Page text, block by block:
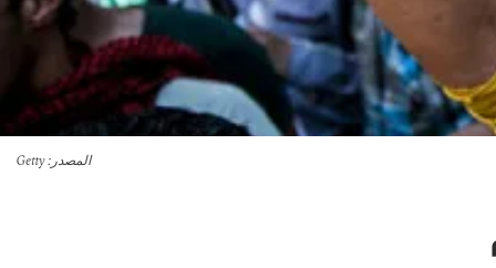
المصدر : Getty